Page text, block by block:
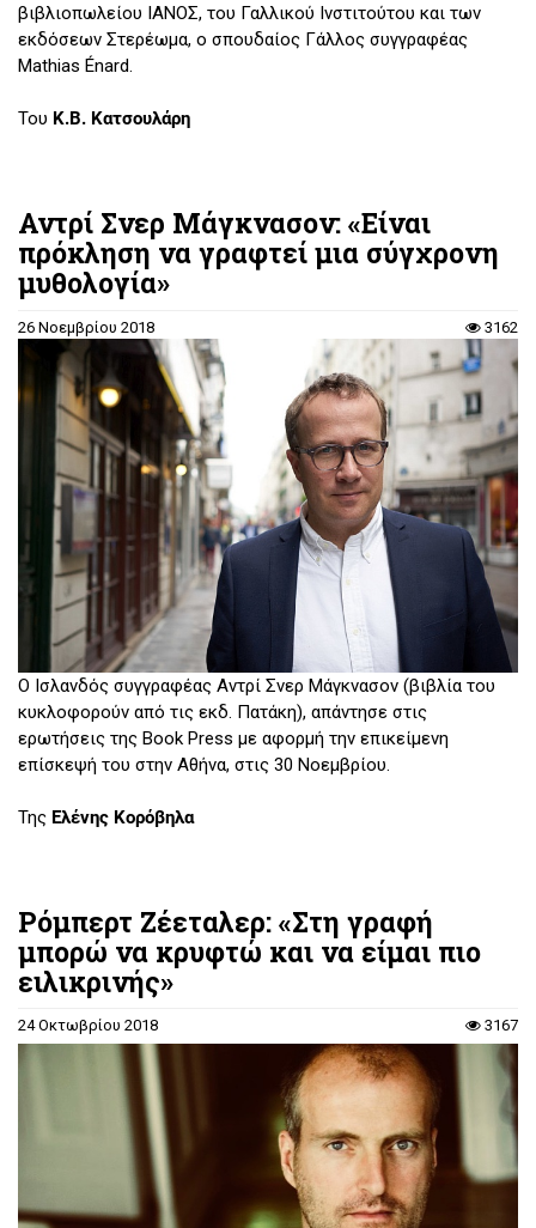
βιβλιοπωλείου ΙΑΝΟΣ, του Γαλλικού Ινστιτούτου και των
εκδόσεων Στερέωμα, ο σπουδαίος Γάλλος συγγραφέας
Mathias Énard.
Του Κ.Β. Κατσουλάρη
Αντρί Σνερ Μάγκνασον: «Είναι
πρόκληση να γραφτεί μια σύγχρονη
μυθολογία»
26 Νοεμβρίου 2018 3162
Ο Ισλανδός συγγραφέας Αντρί Σνερ Μάγκνασον (βιβλία του
κυκλοφορούν από τις εκδ. Πατάκη), απάντησε στις
ερωτήσεις της Book Press με αφορμή την επικείμενη
επίσκεψή του στην Αθήνα, στις 30 Νοεμβρίου.
Της Ελένης Κορόβηλα
Ρόμπερτ Ζέεταλερ: «Στη γραφή
μπορώ να κρυφτώ και να είμαι πιο
ειλικρινής»
24 Οκτωβρίου 2018 3167